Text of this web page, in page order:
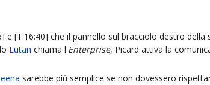
e [T:16:40] che il pannello sul bracciolo destro
Lutan chiama l'Enterprise, Picard attiva la
sarebbe più semplice se non dovessero